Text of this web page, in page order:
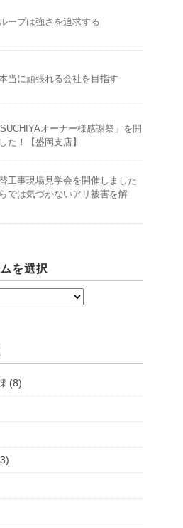
ープは強さを追求する
当に頑張れる会社を目指す
オーナー様感謝祭」を開
た！【盛岡支店】
工事現場見学会を開催しました
では気づかないアリ被害を解
を選択
(8)